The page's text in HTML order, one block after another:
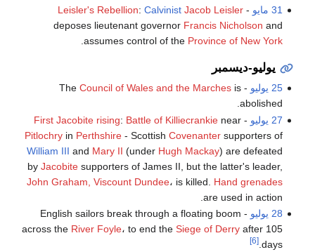
31 مايو
-
Leisler's Rebellion: Calvinist Jacob Leisler
deposes lieutenant governor Francis Nicholson and
assumes control of the Province of New York
يوليو-ديسمبر
25 يوليو - The
Council of Wales and the Marchesis
abolished.
27 يوليو
-
First Jacobite rising: Battle of Killiecrankienear
Pitlochryin Perthshire- Scottish Covenantersupporters of
William III and Mary II (under Hugh Mackay) are defeated
by Jacobitesupporters of James II, but the latter's leader,
John Graham, Viscount Dundee، is killed. Hand grenades
are used in action.
28 يوليو
- English sailors break through a floating boom
across the River Foyle، to end the Siege of Derryafter 105
days.
[6]